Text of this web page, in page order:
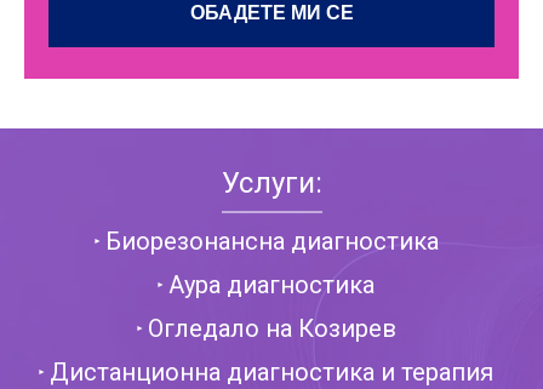
Услуги:
Биорезонансна диагностика
Аура диагностика
Огледало на Козирев
Дистанционна диагностика и терапия